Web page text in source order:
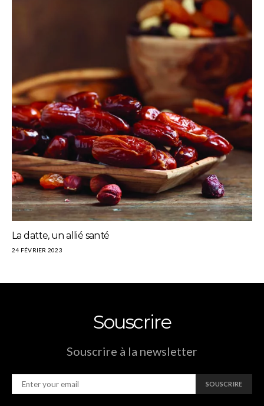
La datte, un allié santé
24 FÉVRIER 2023
Souscrire
Souscrire à la newsletter
SOUSCRIRE